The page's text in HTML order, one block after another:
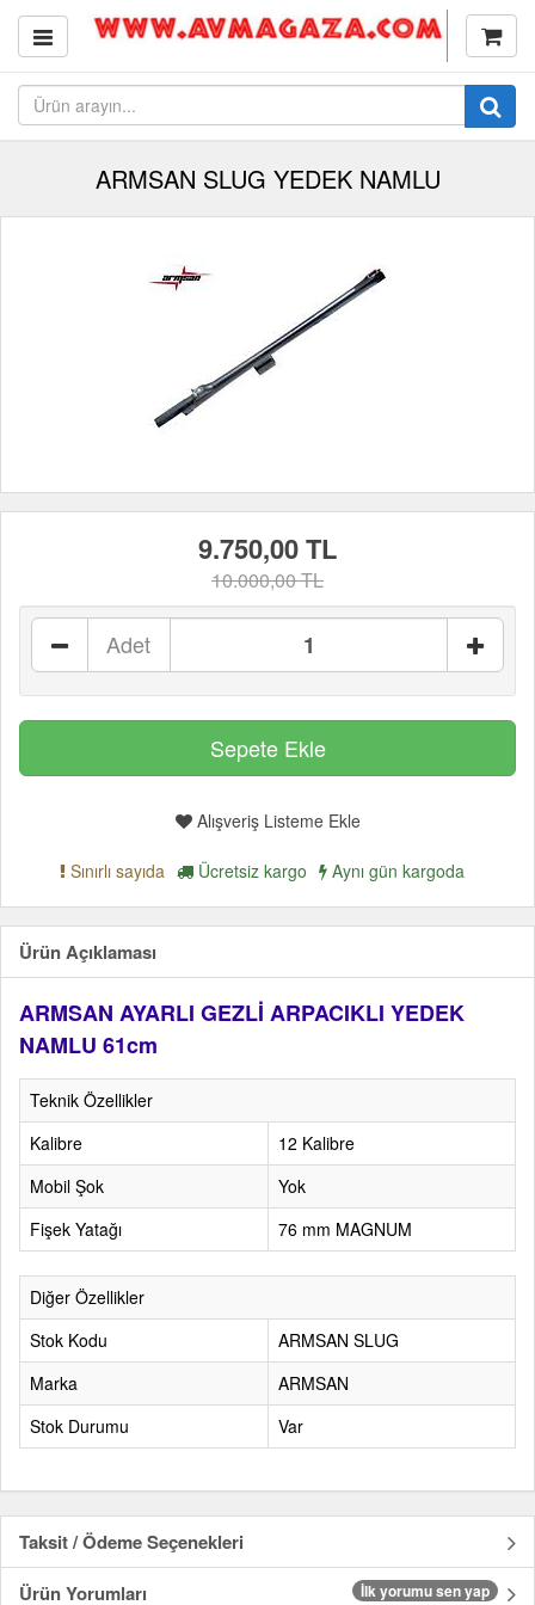
ARMSAN SLUG YEDEK NAMLU
9.750,00 TL
10.000,00 TL
Adet
Alışveriş Listeme Ekle
Sınırlı sayıda Ücretsiz kargo Aynı gün kargoda
Ürün Açıklaması
ARMSAN AYARLI GEZLİ ARPACIKLI YEDEK
NAMLU 61cm
Teknik Özellikler
Kalibre
12 Kalibre
Mobil Şok
Yok
Fişek Yatağı
76 mm MAGNUM
Diğer Özellikler
Stok Kodu
ARMSAN SLUG
Marka
ARMSAN
Stok Durumu
Var
Taksit / Ödeme Seçenekleri
Ürün Yorumları
İlk yorumu sen yap